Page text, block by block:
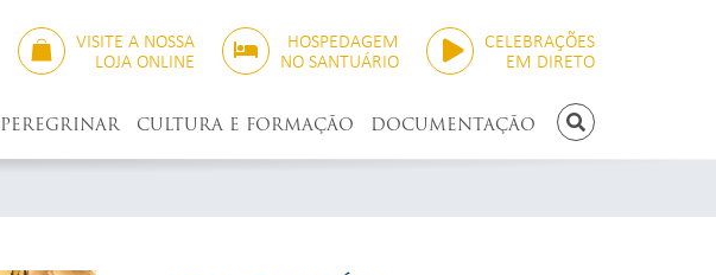
VISITE A NOSSA
LOJA ONLINE
HOSPEDAGEM
NO SANTUÁRIO
CELEBRAÇÕES
EM DIRETO
PESQUISAR
PEREGRINAR CULTURA E FORMAÇÃO DOCUMENTAÇÃO